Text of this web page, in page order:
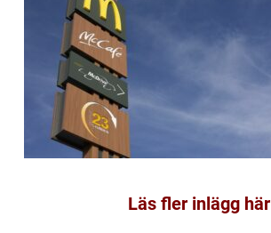
Läs fler inlägg här